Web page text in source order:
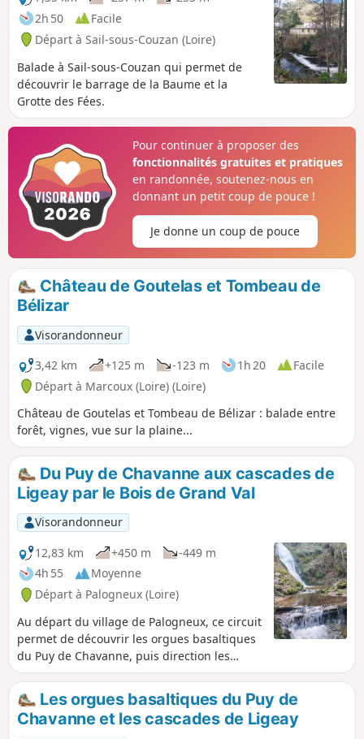
2h 50
Facile
Départ à Sail-sous-Couzan (Loire)
Balade à Sail-sous-Couzan qui permet de
découvrir le barrage de la Baume et la
Grotte des Fées.
Pour continuer à proposer des
fonctionnalités gratuites et pratiques
en randonnée, soutenez-nous en
donnant un petit coup de pouce !
Je donne un coup de pouce
Château de Goutelas et Tombeau de
Bélizar
Visorandonneur
3,42 km
+125 m -123 m 1h 20
Facile
Départ à Marcoux (Loire) (Loire)
Château de Goutelas et Tombeau de Bélizar : balade entre
forêt, vignes, vue sur la plaine...
Du Puy de Chavanne aux cascades de
Ligeay par le Bois de Grand Val
Visorandonneur
12,83 km
+450 m
-449 m
4h 55
Moyenne
Départ à Palogneux (Loire)
Au départ du village de Palogneux, ce circuit
permet de découvrir les orgues basaltiques
du Puy de Chavanne, puis direction les
fabuleuses cascades de Ligeay. Le retour
s'effectue en passant par le Bois de Grand
Val. Les orgues basaltiques du Puy de
Chavanne et les cascades de Ligeay